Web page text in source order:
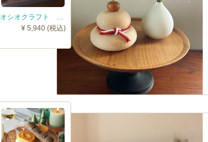
オシオクラフト 木製鏡餅 / osio craft
¥ 5,940 (税込)